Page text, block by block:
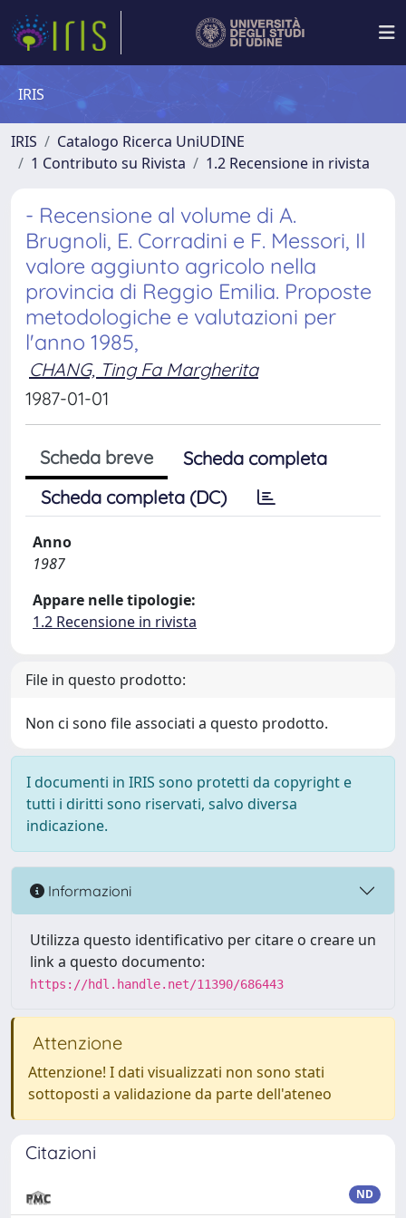
IRIS
IRIS
Catalogo Ricerca UniUDINE
1 Contributo su Rivista
1.2 Recensione in rivista
- Recensione al volume di A.
Brugnoli, E. Corradini e F. Messori, Il
valore aggiunto agricolo nella
provincia di Reggio Emilia. Proposte
metodologiche e valutazioni per
l'anno 1985,
CHANG, Ting Fa Margherita
1987-01-01
Scheda breve
Scheda completa
Scheda completa (DC)
Anno
1987
Appare nelle tipologie:
1.2 Recensione in rivista
File in questo prodotto:
Non ci sono file associati a questo prodotto.
I documenti in IRIS sono protetti da copyright e
tutti i diritti sono riservati, salvo diversa
indicazione.
Informazioni
Utilizza questo identificativo per citare o creare un
link a questo documento:
https://hdl.handle.net/11390/686443
Attenzione
Attenzione! I dati visualizzati non sono stati
sottoposti a validazione da parte dell'ateneo
Citazioni
ND